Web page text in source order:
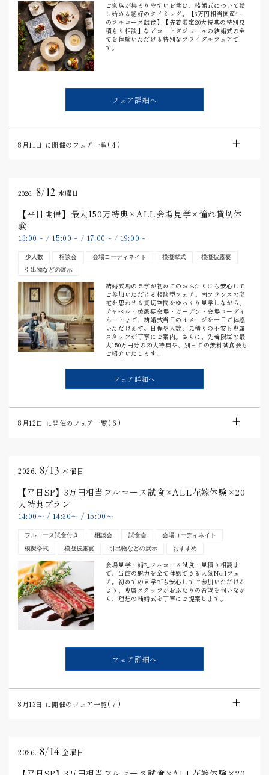
ご家族が集まりやすいお盆は、結婚式について話
し始める絶好のタイミング。【3万円相当国産牛
のフルコース試食】【先着限定20大特典の特別見
積もり相談】などコートダジュールの結婚式の全
てを体験いただける特別なブライダルフェアで
す。
フェア詳細へ
8月11日 に開催のフェア一覧(4)
2026. 8/12 水曜日
【平日開催】最大150万特典×ALL会場見学×憧れ貸切体
験
13:00 〜/ 15:00〜 / 17:00 〜/ 19:00〜
少人数 相談会 会場コーディネイト 模擬挙式
模擬披露宴
引出物などの展示
結婚式場の見学が初めてのおふたりにも安心して
ご参加いただける相談型フェア。南フランスの邸
宅を思わせる貸切空間をゆっくり見学しながら、
チャペル・披露宴会場・ガーデン・会場コーディ
ネートまで、結婚式当日のイメージを一日で体感
いただけます。日程や人数、見積りの不安も専属
スタッフが丁寧にご案内。さらに、先着限定の最
大150万円分の20大特典や、別日での無料試食会も
ご紹介いたします。
フェア詳細へ
8月12日 に開催のフェア一覧(6 )
2026. 8/13 木曜日
【平日SP】3万円相当フルコース試食×ALL花嫁体験×20
大特典プラン
14:00〜 / 14:30〜 / 15:00〜
フルコース試食付き 相談会 試食会
会場コーディネイト
模擬挙式
模擬披露宴 引出物などの展示 おすすめ
会場見学・婚礼フルコース試食・見積り相談ま
で、当館の魅力を全て体感できる人気No.1フェ
ア。初めての見学でも安心してご参加いただける
よう、専属スタッフがおふたりの希望を伺いなが
ら、理想の結婚式を丁寧にご提案します。
フェア詳細へ
8月13日 に開催のフェア一覧(7 )
2026. 8/14 金曜日